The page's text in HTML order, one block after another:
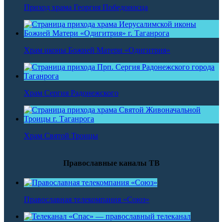
Приход храма Георгия Победоносца
Храм иконы Божией Матери «Одигитрия»
Храм Сергия Радонежского
Храм Святой Троицы
Православные каналы ТВ
Православная телекомпания «Союз»